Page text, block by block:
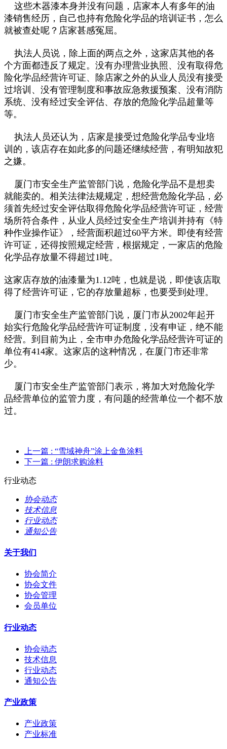
这些木器漆本身并没有问题，店家本人有多年的油
漆销售经历，自己也持有危险化学品的培训证书，怎么
就被查处呢？店家甚感冤屈。
执法人员说，除上面的两点之外，这家店其他的各
个方面都违反了规定。没有办理营业执照、没有取得危
险化学品经营许可证、除店家之外的从业人员没有接受
过培训、没有管理制度和事故应急救援预案、没有消防
系统、没有经过安全评估、存放的危险化学品超量等
等。
执法人员还认为，店家是接受过危险化学品专业培
训的，该店存在如此多的问题还继续经营，有明知故犯
之嫌。
厦门市安全生产监管部门说，危险化学品不是想卖
就能卖的。相关法律法规规定，想经营危险化学品，必
须首先经过安全评估取得危险化学品经营许可证，经营
场所符合条件，从业人员经过安全生产培训并持有《特
种作业操作证》，经营面积超过60平方米。即使有经营
许可证，还得按照规定经营，根据规定，一家店的危险
化学品存放量不得超过1吨。
这家店存放的油漆量为1.12吨，也就是说，即使该店取
得了经营许可证，它的存放量超标，也要受到处理。
厦门市安全生产监管部门说，厦门市从2002年起开
始实行危险化学品经营许可证制度，没有申证，绝不能
经营。到目前为止，全市申办危险化学品经营许可证的
单位有414家。这家店的这种情况，在厦门市还非常
少。
厦门市安全生产监管部门表示，将加大对危险化学
品经营单位的监管力度，有问题的经营单位一个都不放
过。
上一篇 : “雪域神舟”涂上金鱼涂料
下一篇 : 伊朗求购涂料
行业动态
协会动态
技术信息
行业动态
通知公告
关于我们
协会简介
协会文件
协会管理
会员单位
行业动态
协会动态
技术信息
行业动态
通知公告
产业政策
产业政策
产业标准